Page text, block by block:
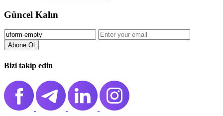
Güncel Kalın
Abone Ol️
Bizi takip edin